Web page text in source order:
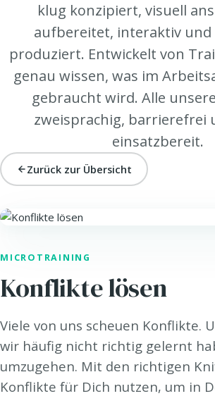
klug konzipiert, visuell
aufbereitet, interaktiv und
produziert. Entwickelt von
genau wissen, was im
gebraucht wird. Alle
zweisprachig, barrierefrei
einsatzbereit.
Zurück zur Übersicht
MICROTRAINING
Konflikte lösen
Viele von uns scheuen Konflikte.
wir häufig nicht richtig gelernt
umzugehen. Mit den richtigen
Konflikte für Dich nutzen, um in